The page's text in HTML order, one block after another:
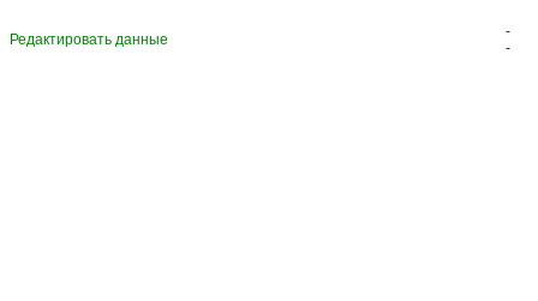
Редактировать данные
-
-